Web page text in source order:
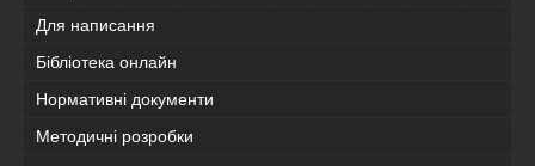
Для написання
Бібліотека онлайн
Нормативні документи
Методичні розробки